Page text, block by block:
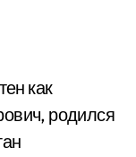
как
родился